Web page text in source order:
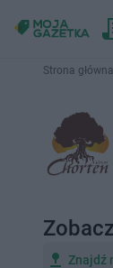
Strona główna
Znajdź